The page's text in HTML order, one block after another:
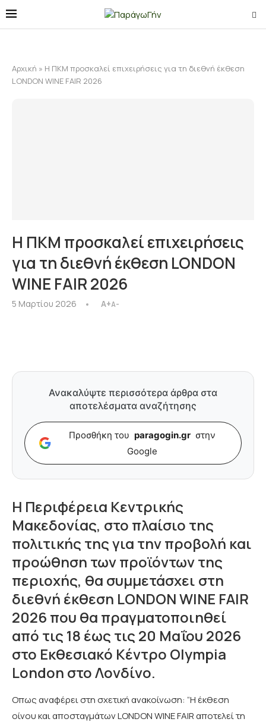
Αρχική » Η ΠΚΜ προσκαλεί επιχειρήσεις για τη διεθνή έκθεση
LONDON WINE FAIR 2026
Η ΠΚΜ προσκαλεί επιχειρήσεις
για τη διεθνή έκθεση LONDON
WINE FAIR 2026
5 Μαρτίου 2026 A+A-
Ανακαλύψτε περισσότερα άρθρα στα
αποτελέσματα αναζήτησης
Προσθήκη του paragogin.gr στην
Google
Η Περιφέρεια Κεντρικής
Μακεδονίας, στο πλαίσιο της
πολιτικής της για την προβολή και
προώθηση των προϊόντων της
περιοχής, θα συμμετάσχει στη
διεθνή έκθεση LONDON WINE FAIR
2026 που θα πραγματοποιηθεί
από τις 18 έως τις 20 Μαΐου 2026
στο Εκθεσιακό Κέντρο Olympia
London στο Λονδίνο.
Οπως αναφέρει στη σχετική ανακοίνωση: “Η έκθεση
οίνου και αποσταγμάτων LONDON WINE FAIR αποτελεί τη